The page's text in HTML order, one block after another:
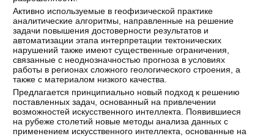
Активно используемые в геофизической практике
аналитические алгоритмы, направленные на решение
задачи повышения достоверности результатов и
автоматизации этапа интерпретации тектонических
нарушений также имеют существенные ограничения,
связанные с неоднозначностью прогноза в условиях
работы в регионах сложного геологического строения, а
также с материалом низкого качества.
Предлагается принципиально новый подход к решению
поставленных задач, основанный на привлечении
возможностей искусственного интеллекта. Появившиеся
на рубеже столетий новые методы анализа данных с
применением искусственного интеллекта, основанные на